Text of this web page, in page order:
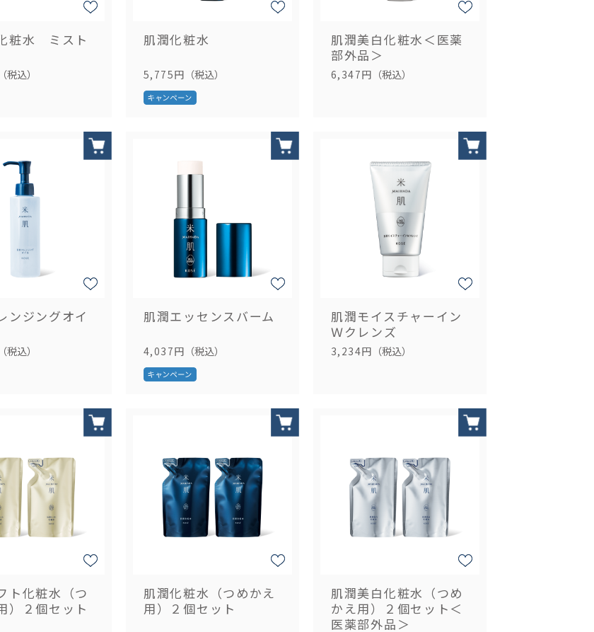
粧水 ミスト
（税込）
肌潤化粧水
5,775円 （税込）
肌潤美白化粧水＜医薬
部外品＞
6,347円 （税込）
ンジングオイ
（税込）
肌潤エッセンスバーム
4,037円 （税込）
肌潤モイスチャーイン
Ｗクレンズ
3,234円 （税込）
ト化粧水（つ
）２個セット
肌潤化粧水（つめかえ
用）２個セット
肌潤美白化粧水（つめ
かえ用）２個セット＜
医薬部外品＞